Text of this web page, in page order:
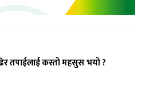
तपाईलाई कस्तो महसुस भयो ?